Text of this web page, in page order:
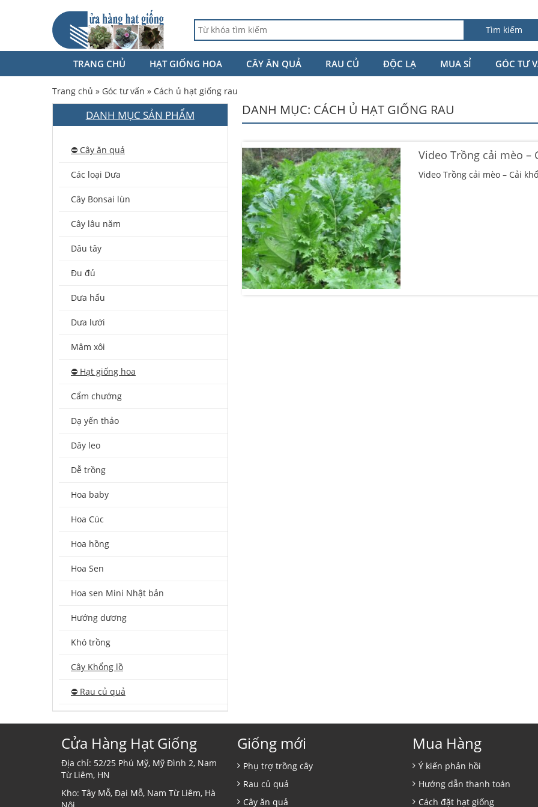
Tìm kiếm
TRANG CHỦ HẠT GIỐNG HOA CÂY ĂN QUẢ RAU CỦ ĐỘC LẠ MUA SỈ GÓC TƯ
Trang chủ » Góc tư vấn » Cách ủ hạt giống rau
DANH MỤC: CÁCH Ủ HẠT GIỐNG RAU
Video Trồng cải mèo –
Video Trồng cải mèo – Cải
DANH MỤC SẢN PHẨM
⛔️ Cây ăn quả
Các loại Dưa
Cây Bonsai lùn
Cây lâu năm
Dâu tây
Đu đủ
Dưa hấu
Dưa lưới
Mâm xôi
⛔️ Hạt giống hoa
Cẩm chướng
Dạ yến thảo
Dây leo
Dễ trồng
Hoa baby
Hoa Cúc
Hoa hồng
Hoa Sen
Hoa sen Mini Nhật bản
Hướng dương
Khó trồng
Cây Khổng lồ
⛔️ Rau củ quả
Cửa Hàng Hạt Giống
Địa chỉ: 52/25 Phú Mỹ, Mỹ Đình 2, Nam
Từ Liêm, HN
Kho: Tây Mỗ, Đại Mỗ, Nam Từ Liêm, Hà
Giống mới
Phụ trợ trồng cây
Rau củ quả
Cây ăn quả
Mua Hàng
Ý kiến phản hồi
Hướng dẫn thanh toán
Cách đặt hạt giống